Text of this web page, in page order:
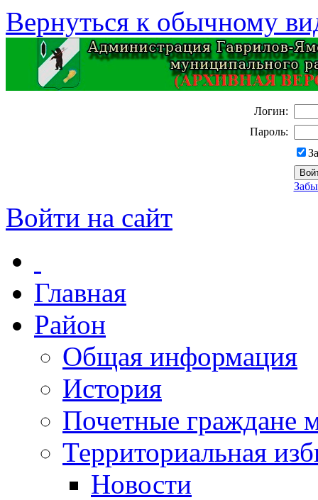
Вернуться к обычному
Логин:
Пароль:
Войти на сайт
Главная
Район
Общая информация
История
Почетные граждане
Территориальная
Новости